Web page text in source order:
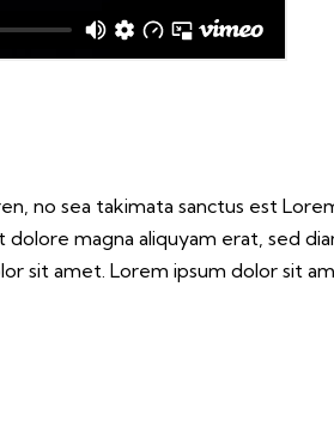
no sea takimata sanctus est
magna aliquyam erat, sed
sit amet. Lorem ipsum dolor sit